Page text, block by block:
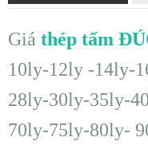
Giá thép tấm
10ly-12ly -14ly-
28ly-30ly-35ly-
70ly-75ly-80ly-